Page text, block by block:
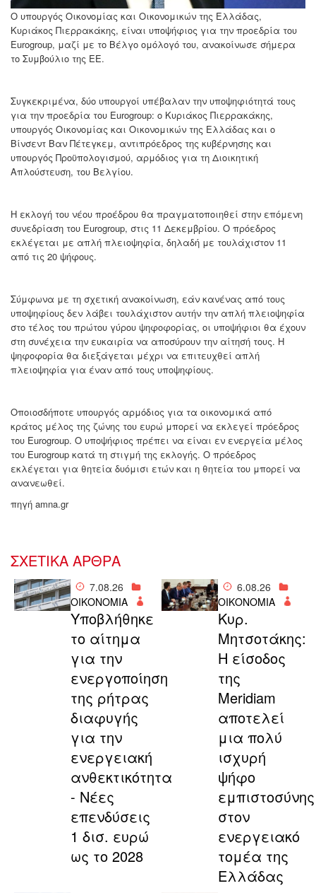
Ο υπουργός Οικονομίας και Οικονομικών της Ελλάδας,
Κυριάκος Πιερρακάκης, είναι υποψήφιος για την προεδρία του
Eurogroup, μαζί με το Βέλγο ομόλογό του, ανακοίνωσε σήμερα
το Συμβούλιο της ΕΕ.
Συγκεκριμένα, δύο υπουργοί υπέβαλαν την υποψηφιότητά τους
για την προεδρία του Eurogroup: o Κυριάκος Πιερρακάκης,
υπουργός Οικονομίας και Οικονομικών της Ελλάδας και ο
Βίνσεντ Βαν Πέτεγκεμ, αντιπρόεδρος της κυβέρνησης και
υπουργός Προϋπολογισμού, αρμόδιος για τη Διοικητική
Απλούστευση, του Βελγίου.
Η εκλογή του νέου προέδρου θα πραγματοποιηθεί στην επόμενη
συνεδρίαση του Eurogroup, στις 11 Δεκεμβρίου. Ο πρόεδρος
εκλέγεται με απλή πλειοψηφία, δηλαδή με τουλάχιστον 11
από τις 20 ψήφους.
Σύμφωνα με τη σχετική ανακοίνωση, εάν κανένας από τους
υποψηφίους δεν λάβει τουλάχιστον αυτήν την απλή πλειοψηφία
στο τέλος του πρώτου γύρου ψηφοφορίας, οι υποψήφιοι θα έχουν
στη συνέχεια την ευκαιρία να αποσύρουν την αίτησή τους. Η
ψηφοφορία θα διεξάγεται μέχρι να επιτευχθεί απλή
πλειοψηφία για έναν από τους υποψηφίους.
Οποιοσδήποτε υπουργός αρμόδιος για τα οικονομικά από
κράτος μέλος της ζώνης του ευρώ μπορεί να εκλεγεί πρόεδρος
του Eurogroup. Ο υποψήφιος πρέπει να είναι εν ενεργεία μέλος
του Eurogroup κατά τη στιγμή της εκλογής. Ο πρόεδρος
εκλέγεται για θητεία δυόμισι ετών και η θητεία του μπορεί να
ανανεωθεί.
πηγή amna.gr
ΣΧΕΤΙΚΑ ΑΡΘΡΑ
7.08.26
ΟΙΚΟΝΟΜΙΑ
Υποβλήθηκε
το αίτημα
για την
ενεργοποίηση
της ρήτρας
διαφυγής
για την
ενεργειακή
ανθεκτικότητα
- Νέες
επενδύσεις
1 δισ. ευρώ
ως το 2028
6.08.26
ΟΙΚΟΝΟΜΙΑ
Κυρ.
Μητσοτάκης:
Η είσοδος
της
Meridiam
αποτελεί
μια πολύ
ισχυρή
ψήφο
εμπιστοσύνης
στον
ενεργειακό
τομέα της
Ελλάδας